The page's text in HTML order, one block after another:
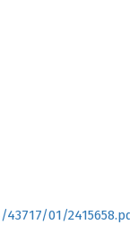
01/